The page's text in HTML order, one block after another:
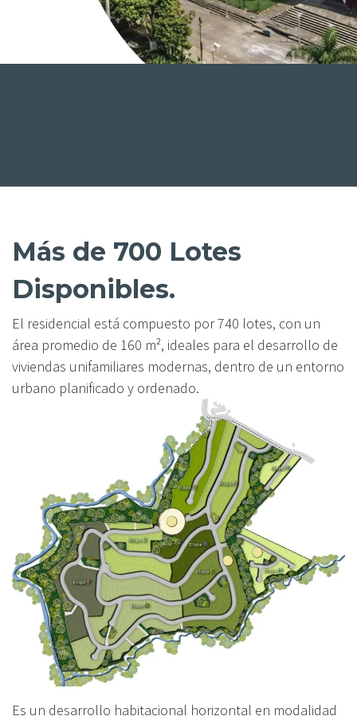
Más de 700 Lotes
Disponibles.
El residencial está compuesto por 740 lotes, con un
área promedio de 160 m², ideales para el desarrollo de
viviendas unifamiliares modernas, dentro de un entorno
urbano planificado y ordenado.
Es un desarrollo habitacional horizontal en modalidad